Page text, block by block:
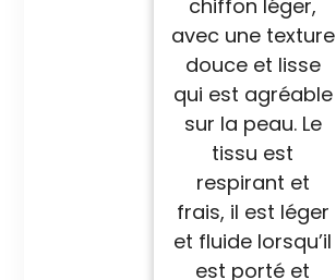
chiffon léger,
avec une texture
douce et lisse
qui est agréable
sur la peau. Le
tissu est
respirant et
frais, il est léger
et fluide lorsqu’il
est porté et